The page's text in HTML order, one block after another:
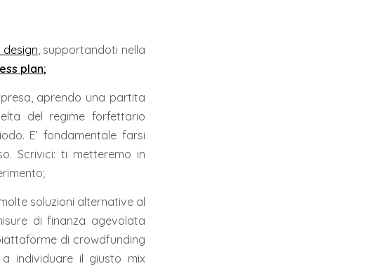
design, supportandoti nella
plan;
aprendo una partita
del regime forfettario
E’ fondamentale farsi
Scrivici: ti metteremo in
soluzioni alternative al
di finanza agevolata
di crowdfunding
individuare il giusto mix